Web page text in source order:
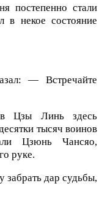
постепенно стали
в некое состояние
— Встречайте
Цзы Линь здесь
тысяч воинов
Цзюнь Чансяо,
руке.
забрать дар судьбы,